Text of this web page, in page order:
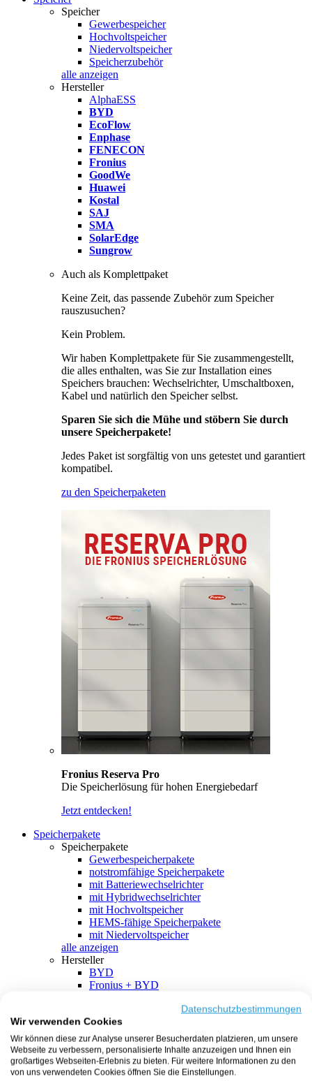
Speicher
Gewerbespeicher
Hochvoltspeicher
Niedervoltspeicher
Speicherzubehör
alle anzeigen
Hersteller
AlphaESS
BYD
EcoFlow
Enphase
FENECON
Fronius
GoodWe
Huawei
Kostal
SAJ
SMA
SolarEdge
Sungrow
Auch als Komplettpaket
Keine Zeit, das passende Zubehör zum Speicher
rauszusuchen?
Kein Problem.
Wir haben Komplettpakete für Sie zusammengestellt,
die alles enthalten, was Sie zur Installation eines
Speichers brauchen: Wechselrichter, Umschaltboxen,
Kabel und natürlich den Speicher selbst.
Sparen Sie sich die Mühe und stöbern Sie durch
unsere Speicherpakete!
Jedes Paket ist sorgfältig von uns getestet und garantiert
kompatibel.
zu den Speicherpaketen
Fronius Reserva Pro
Die Speicherlösung für hohen Energiebedarf
Jetzt entdecken!
Speicherpakete
Speicherpakete
Gewerbespeicherpakete
notstromfähige Speicherpakete
mit Batteriewechselrichter
mit Hybridwechselrichter
mit Hochvoltspeicher
HEMS-fähige Speicherpakete
mit Niedervoltspeicher
alle anzeigen
Hersteller
BYD
Fronius + BYD
SMA + BYD
EcoFlow
EcoFlow + EcoFlow
FENECON
FENECON + FENECON
Datenschutzbestimmungen
Wir verwenden Cookies
Wir können diese zur Analyse unserer Besucherdaten platzieren, um unsere
Webseite zu verbessern, personalisierte Inhalte anzuzeigen und Ihnen ein
großartiges Webseiten-Erlebnis zu bieten. Für weitere Informationen zu den
von uns verwendeten Cookies öffnen Sie die Einstellungen.